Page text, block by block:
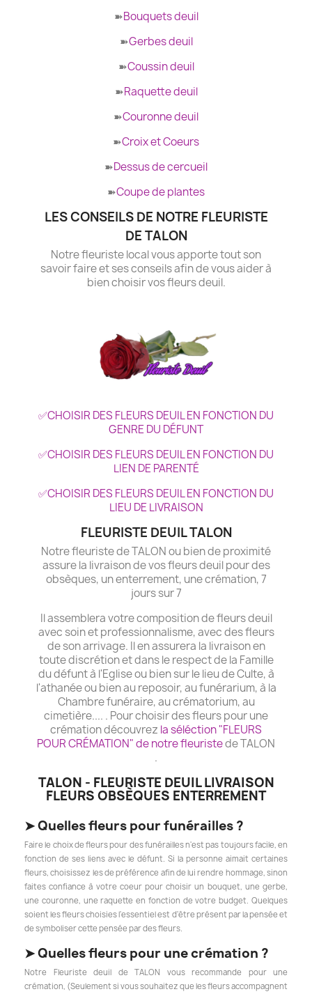
➽Bouquets deuil
➽Gerbes deuil
➽Coussin deuil
➽Raquette deuil
➽Couronne deuil
➽Croix et Coeurs
➽Dessus de cercueil
➽Coupe de plantes
LES CONSEILS DE NOTRE FLEURISTE
DE TALON
Notre fleuriste local vous apporte tout son
savoir faire et ses conseils afin de vous aider à
bien choisir vos fleurs deuil.
✅CHOISIR DES FLEURS DEUIL EN FONCTION DU
GENRE DU DÉFUNT
✅CHOISIR DES FLEURS DEUIL EN FONCTION DU
LIEN DE PARENTÉ
✅CHOISIR DES FLEURS DEUIL EN FONCTION DU
LIEU DE LIVRAISON
FLEURISTE DEUIL TALON
Notre fleuriste de TALON ou bien de proximité
assure la livraison de vos fleurs deuil pour des
obsèques, un enterrement, une crémation, 7
jours sur 7
Il assemblera votre composition de fleurs deuil
avec soin et professionnalisme, avec des fleurs
de son arrivage. Il en assurera la livraison en
toute discrétion et dans le respect de la Famille
du défunt à l'Eglise ou bien sur le lieu de Culte, à
l'athanée ou bien au reposoir, au funérarium, à la
Chambre funéraire, au crématorium, au
cimetière.... . Pour choisir des fleurs pour une
crémation découvrez la séléction "FLEURS
POUR CRÉMATION" de notre fleuristede TALON
.
TALON - FLEURISTE DEUIL LIVRAISON
FLEURS OBSÈQUES ENTERREMENT
➤Quelles fleurs pour funérailles ?
Faire le choix de fleurs pour des funérailles n'est pas toujours facile, en
fonction de ses liens avec le défunt. Si la personne aimait certaines
fleurs, choisissez les de préférence afin de lui rendre hommage, sinon
faites confiance à votre coeur pour choisir un bouquet, une gerbe,
une couronne, une raquette en fonction de votre budget. Quelques
soient les fleurs choisies l'essentiel est d'être présent par la pensée et
de symboliser cette pensée par des fleurs.
➤Quelles fleurs pour une crémation ?
Notre Fleuriste deuil de TALON vous recommande pour une
crémation, (Seulement si vous souhaitez que les fleurs accompagnent